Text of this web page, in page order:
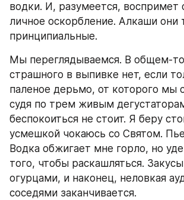
водки. И, разумеется, воспримет
личное оскорбление. Алкаши они
принципиальные.
Мы переглядываемся. В общем-
страшного в выпивке нет, если
паленое дерьмо, от которого мы
судя по трем живым
беспокоиться не стоит. Я беру
усмешкой чокаюсь со Святом.
Водка обжигает мне горло, но
того, чтобы раскашляться.
огурцами, и наконец, неловкая
соседями заканчивается.